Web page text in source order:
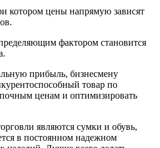
котором цены напрямую зависят
фактором становится
прибыль, бизнесмену
товар по
ценам и оптимизировать
являются сумки и обувь,
в постоянном надежном